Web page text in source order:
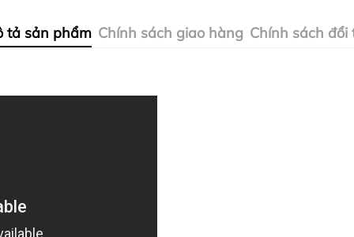
tả sản phẩm Chính sách giao hàng Chính sách đổi